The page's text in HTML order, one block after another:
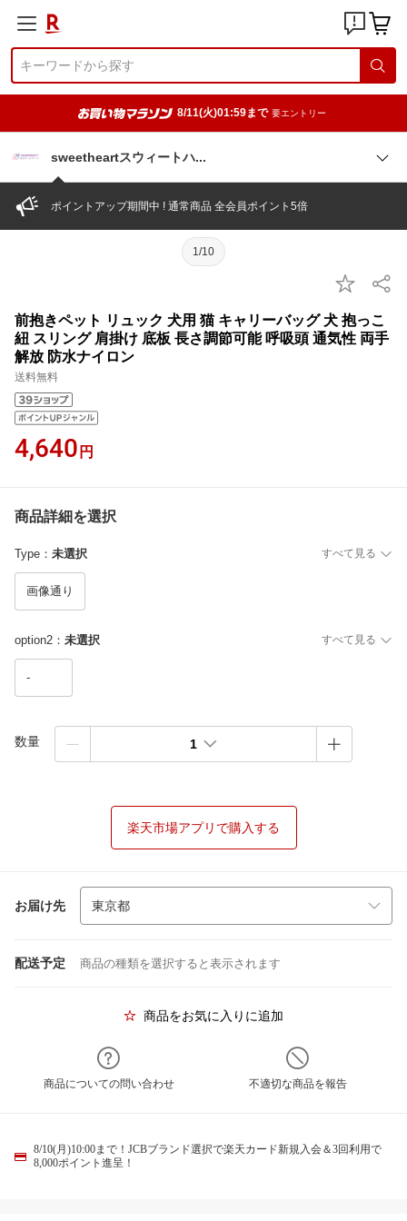
8/11(火)01:59まで 要エントリー
sweetheartスウィートハ
ポイントアップ期間中 ! 通常商品 全会員ポイント5倍
1/10
前抱きペット リュック 犬用 猫 キャリーバッグ 犬 抱っこ
紐 スリング 肩掛け 底板 長さ調節可能 呼吸頭 通気性 両手
解放 防水ナイロン
送料無料
4,640 円
商品詳細を選択
Type ： 未選択 すべて見る
画像通り
option2 ： 未選択 すべて見る
-
数量 1
楽天市場アプリで購入する
お届け先
配送予定 商品の種類を選択すると表示されます
商品をお気に入りに追加
商品についての問い合わせ 不適切な商品を報告
8/10(月)10:00まで！JCBブランド選択で楽天カード新規入会＆3回利用で
8,000ポイント進呈！